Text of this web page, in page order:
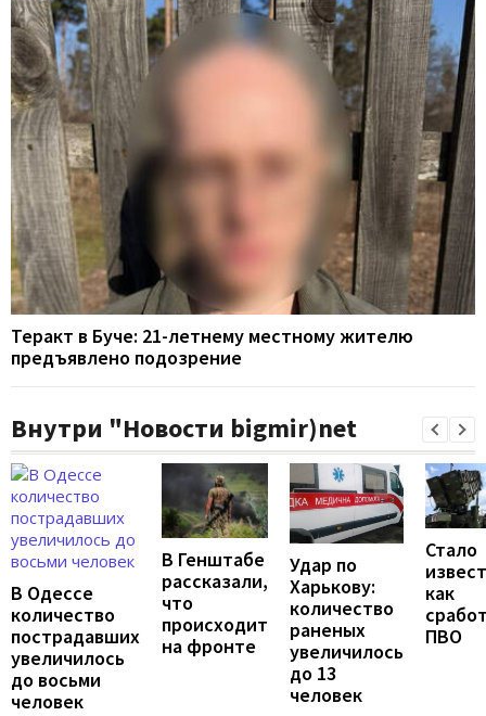
Теракт в Буче: 21-летнему местному жителю
предъявлено подозрение
Внутри "Новости bigmir)net
В Одессе
количество
пострадавших
увеличилось
до восьми
человек
В Генштабе
рассказали,
что
происходит
на фронте
Удар по
Харькову:
количество
раненых
увеличилось
до 13
человек
Стало
как
ПВО